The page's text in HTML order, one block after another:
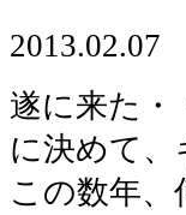
2013.02.07
遂に来た・
に決めて、
この数年